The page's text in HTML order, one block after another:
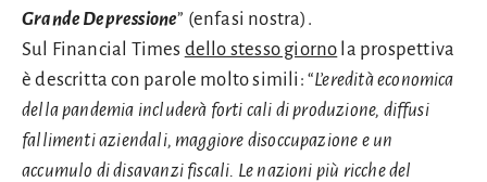
Grande Depressione” (enfasi nostra).
Sul Financial Times dello stesso giorno la prospettiva
è descritta con parole molto simili: “L’eredità economica
della pandemia includerà forti cali di produzione, diffusi
fallimenti aziendali, maggiore disoccupazione e un
accumulo di disavanzi fiscali. Le nazioni più ricche del